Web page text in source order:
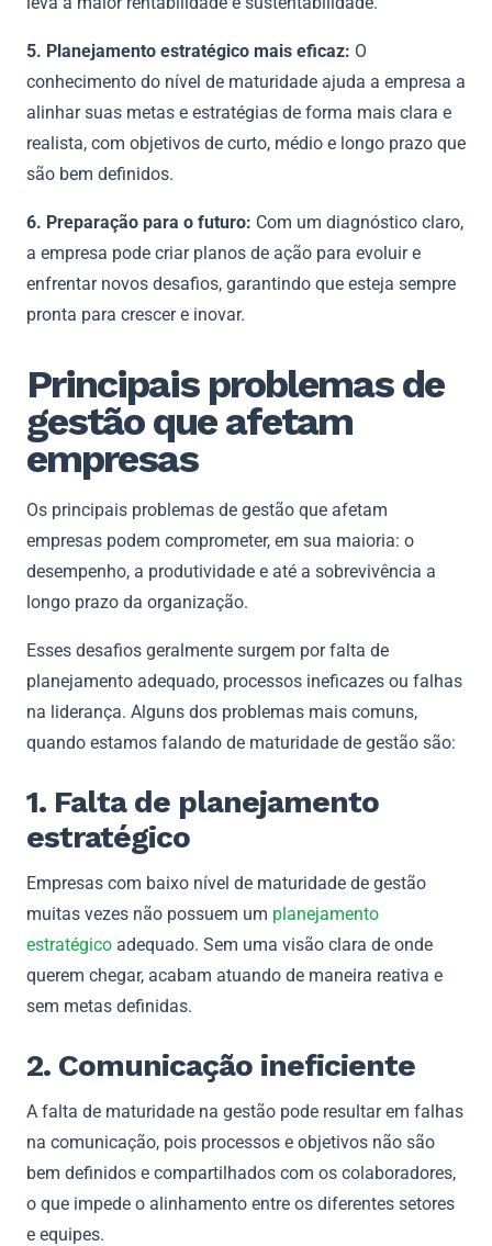
5. Planejamento estratégico mais eficaz: O
conhecimento do nível de maturidade ajuda a empresa a
alinhar suas metas e estratégias de forma mais clara e
realista, com objetivos de curto, médio e longo prazo que
são bem definidos.
6. Preparação para o futuro: Com um diagnóstico claro,
a empresa pode criar planos de ação para evoluir e
enfrentar novos desafios, garantindo que esteja sempre
pronta para crescer e inovar.
Principais problemas de
gestão que afetam
empresas
Os principais problemas de gestão que afetam
empresas podem comprometer, em sua maioria: o
desempenho, a produtividade e até a sobrevivência a
longo prazo da organização.
Esses desafios geralmente surgem por falta de
planejamento adequado, processos ineficazes ou falhas
na liderança. Alguns dos problemas mais comuns,
quando estamos falando de maturidade de gestão são:
1. Falta de planejamento
estratégico
Empresas com baixo nível de maturidade de gestão
muitas vezes não possuem um planejamento
estratégico adequado. Sem uma visão clara de onde
querem chegar, acabam atuando de maneira reativa e
sem metas definidas.
2. Comunicação ineficiente
A falta de maturidade na gestão pode resultar em falhas
na comunicação, pois processos e objetivos não são
bem definidos e compartilhados com os colaboradores,
o que impede o alinhamento entre os diferentes setores
e equipes.